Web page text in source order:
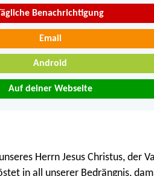
Benachrichtigung
Email
Android
Auf deiner Webseite
Herrn Jesus Christus, der
in all unserer Bedrängnis,